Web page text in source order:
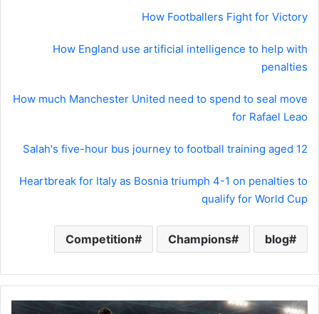
How Footballers Fight for Victory
How England use artificial intelligence to help with
penalties
How much Manchester United need to spend to seal move
for Rafael Leao
Salah's five-hour bus journey to football training aged 12
Heartbreak for Italy as Bosnia triumph 4-1 on penalties to
qualify for World Cup
blog
Champions
Competition
Is